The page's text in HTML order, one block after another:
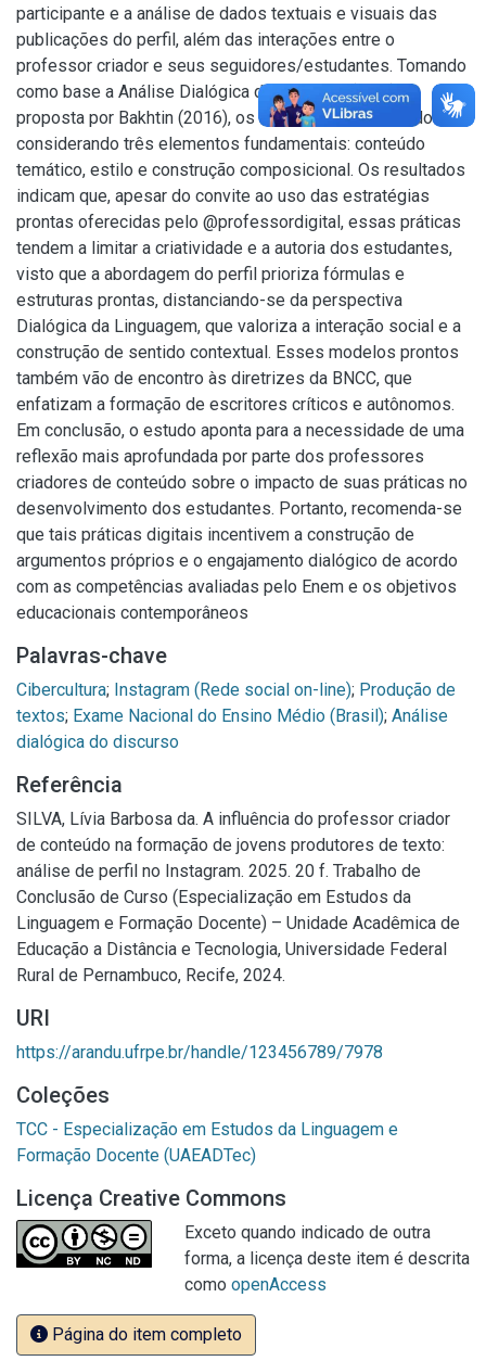
participante e a análise de dados textuais e visuais das
publicações do perfil, além das interações entre o
professor criador e seus seguidores/estudantes. Tomando
como base a Análise Dialógica do Discurso (ADD),
proposta por Bakhtin (2016), os dados foram analisados
considerando três elementos fundamentais: conteúdo
temático, estilo e construção composicional. Os resultados
indicam que, apesar do convite ao uso das estratégias
prontas oferecidas pelo @professordigital, essas práticas
tendem a limitar a criatividade e a autoria dos estudantes,
visto que a abordagem do perfil prioriza fórmulas e
estruturas prontas, distanciando-se da perspectiva
Dialógica da Linguagem, que valoriza a interação social e a
construção de sentido contextual. Esses modelos prontos
também vão de encontro às diretrizes da BNCC, que
enfatizam a formação de escritores críticos e autônomos.
Em conclusão, o estudo aponta para a necessidade de uma
reflexão mais aprofundada por parte dos professores
criadores de conteúdo sobre o impacto de suas práticas no
desenvolvimento dos estudantes. Portanto, recomenda-se
que tais práticas digitais incentivem a construção de
argumentos próprios e o engajamento dialógico de acordo
com as competências avaliadas pelo Enem e os objetivos
educacionais contemporâneos
Palavras-chave
Cibercultura; Instagram (Rede social on-line); Produção de
textos; Exame Nacional do Ensino Médio (Brasil); Análise
dialógica do discurso
Referência
SILVA, Lívia Barbosa da. A influência do professor criador
de conteúdo na formação de jovens produtores de texto:
análise de perfil no Instagram. 2025. 20 f. Trabalho de
Conclusão de Curso (Especialização em Estudos da
Linguagem e Formação Docente) – Unidade Acadêmica de
Educação a Distância e Tecnologia, Universidade Federal
Rural de Pernambuco, Recife, 2024.
URI
https://arandu.ufrpe.br/handle/123456789/7978
Coleções
TCC - Especialização em Estudos da Linguagem e
Formação Docente (UAEADTec)
Licença Creative Commons
Exceto quando indicado de outra
forma, a licença deste item é descrita
como openAccess
Página do item completo